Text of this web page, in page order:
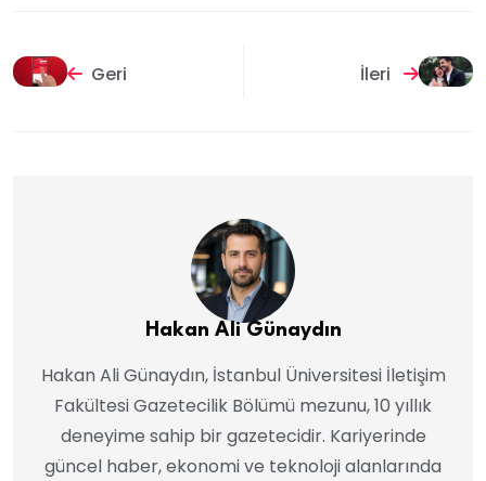
Geri İleri
Hakan Ali Günaydın
Hakan Ali Günaydın, İstanbul Üniversitesi İletişim
Fakültesi Gazetecilik Bölümü mezunu, 10 yıllık
deneyime sahip bir gazetecidir. Kariyerinde
güncel haber, ekonomi ve teknoloji alanlarında